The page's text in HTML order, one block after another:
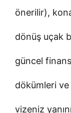
önerilir),
dönüş uçak
güncel
dökümleri
vizeniz